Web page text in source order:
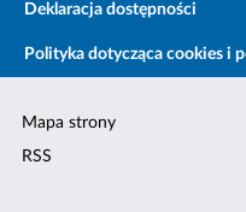
Deklaracja dostępności
Polityka dotycząca cookies i
Mapa strony
RSS